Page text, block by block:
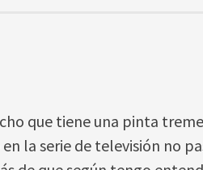
que tiene una pinta
en la serie de televisión no